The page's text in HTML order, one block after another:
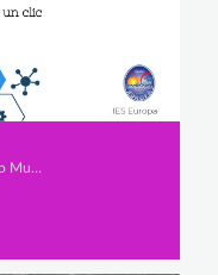
Secundaria, Clara Andreu García, Alejandro Mula López y Mª Carmen Sánchez Escarabajal